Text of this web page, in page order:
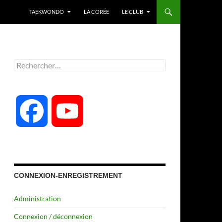
TAEKWONDO LA CORÉE LE CLUB
Rechercher :
c
e
u
T
CONNEXION-ENREGISTREMENT
Administration
Connexion / déconnexion